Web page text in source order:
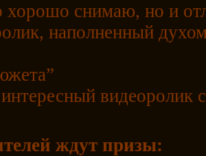
хорошо снимаю, но и
наполненный
ждут призы: